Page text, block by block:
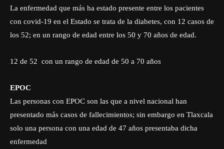
La enfermedad que más ha estado presente entre los pacientes
con covid-19 en el Estado se trata de la diabetes, con 12 casos de
los 52; en un rango de edad entre los 50 y 70 años de edad.
12 de 52 con un rango de edad de 50 a 70 años
EPOC
Las personas con EPOC son las que a nivel nacional han
presentado más casos de fallecimientos; sin embargo en Tlaxcala
solo una persona con una edad de 47 años presentaba dicha
enfermedad